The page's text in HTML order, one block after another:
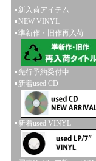
新入荷アイテム
NEW VINYL
準新作・旧作再入荷
先行予約受付中
新着used CD
新着used VINYL